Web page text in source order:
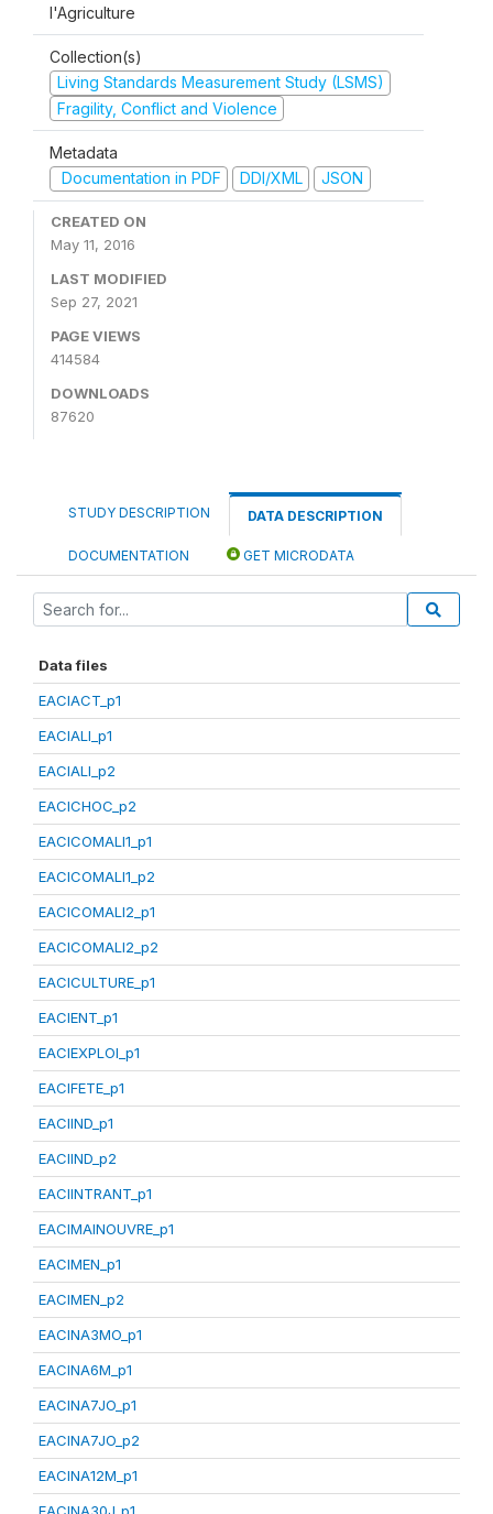
l'Agriculture
Collection(s)
Living Standards Measurement Study (LSMS)
Fragility, Conflict and Violence
Metadata
Documentation in PDF
DDI/XML JSON
CREATED ON
May 11, 2016
LAST MODIFIED
Sep 27, 2021
PAGE VIEWS
414584
DOWNLOADS
87620
STUDY DESCRIPTION DATA DESCRIPTION
DOCUMENTATION GET MICRODATA
Data files
EACIACT_p1
EACIALI_p1
EACIALI_p2
EACICHOC_p2
EACICOMALI1_p1
EACICOMALI1_p2
EACICOMALI2_p1
EACICOMALI2_p2
EACICULTURE_p1
EACIENT_p1
EACIEXPLOI_p1
EACIFETE_p1
EACIIND_p1
EACIIND_p2
EACIINTRANT_p1
EACIMAINOUVRE_p1
EACIMEN_p1
EACIMEN_p2
EACINA3MO_p1
EACINA6M_p1
EACINA7JO_p1
EACINA7JO_p2
EACINA12M_p1
EACINA30J_p1